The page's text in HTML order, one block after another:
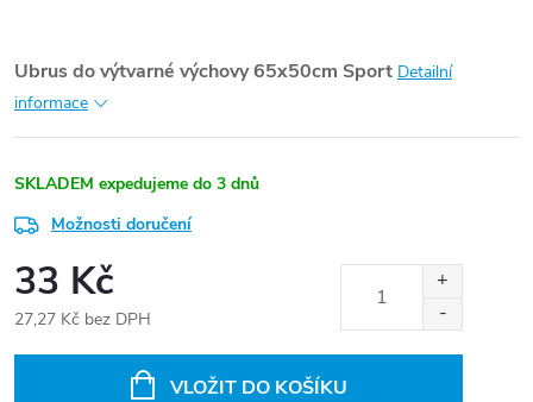
Ubrus do výtvarné výchovy 65x50cm Sport Detailní
informace
SKLADEM expedujeme do 3 dnů
Možnosti doručení
33 Kč
27,27 Kč bez DPH
VLOŽIT DO KOŠÍKU